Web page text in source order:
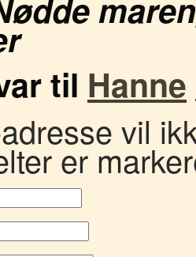
til Hanne
vil
er